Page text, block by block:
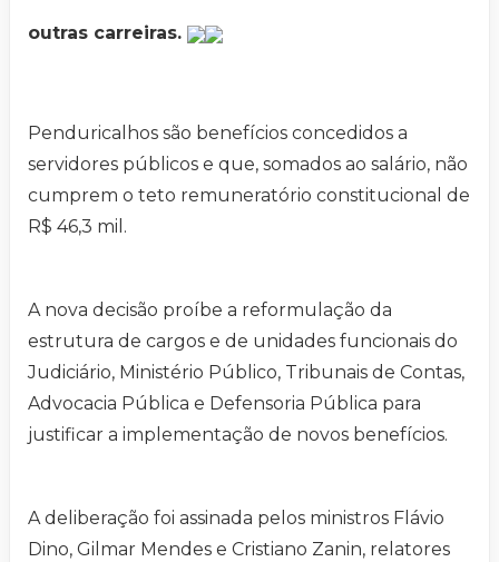
outras carreiras.
Penduricalhos são benefícios concedidos a
servidores públicos e que, somados ao salário, não
cumprem o teto remuneratório constitucional de
R$ 46,3 mil.
A nova decisão proíbe a reformulação da
estrutura de cargos e de unidades funcionais do
Judiciário, Ministério Público, Tribunais de Contas,
Advocacia Pública e Defensoria Pública para
justificar a implementação de novos benefícios.
A deliberação foi assinada pelos ministros Flávio
Dino, Gilmar Mendes e Cristiano Zanin, relatores